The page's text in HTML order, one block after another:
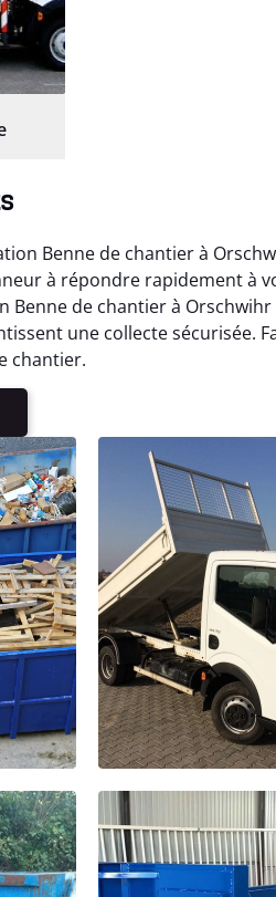
Benne de chantier à
à répondre rapidement à
Benne de chantier à
une collecte sécurisée.
chantier.